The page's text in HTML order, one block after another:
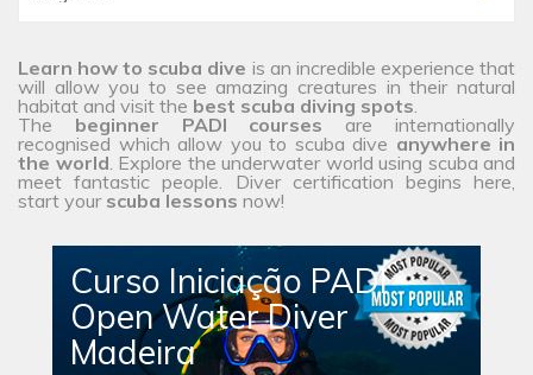
Learn how to scuba dive is an incredible experience that
will allow you to see amazing creatures in their natural
habitat and visit the best scuba diving spots.
The beginner PADI courses are internationally
recognised which allow you to scuba dive anywhere in
the world. Explore the underwater world using scuba and
meet fantastic people. Diver certification begins here,
start your scuba lessons now!
Curso Iniciação PADI
Open Water Diver
Madeira